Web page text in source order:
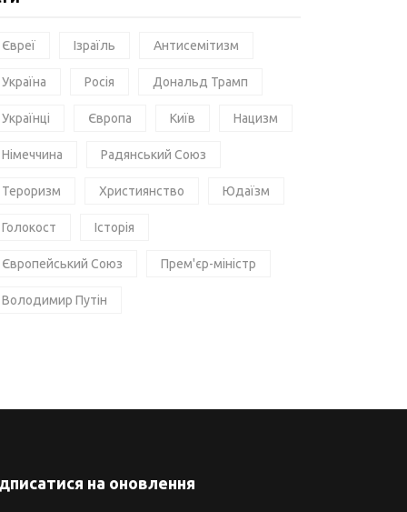
Євреї Ізраїль Антисемітизм
Україна Росія Дональд Трамп
Українці Європа Київ Нацизм
Німеччина Радянський Союз
Тероризм Християнство Юдаїзм
Голокост Історія
Європейський Союз Прем'єр-міністр
Володимир Путін
на оновлення